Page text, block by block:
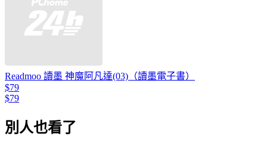
Readmoo 讀墨 神魔阿凡達(03)（讀墨電子書）
$79
$79
別人也看了